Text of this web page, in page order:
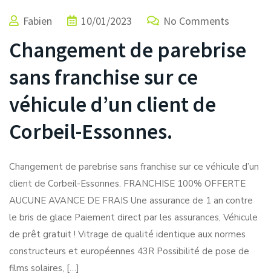
Fabien 10/01/2023 No Comments
Changement de parebrise
sans franchise sur ce
véhicule d’un client de
Corbeil-Essonnes.
Changement de parebrise sans franchise sur ce véhicule d’un
client de Corbeil-Essonnes. FRANCHISE 100% OFFERTE
AUCUNE AVANCE DE FRAIS Une assurance de 1 an contre
le bris de glace Paiement direct par les assurances, Véhicule
de prêt gratuit ! Vitrage de qualité identique aux normes
constructeurs et européennes 43R Possibilité de pose de
films solaires, […]